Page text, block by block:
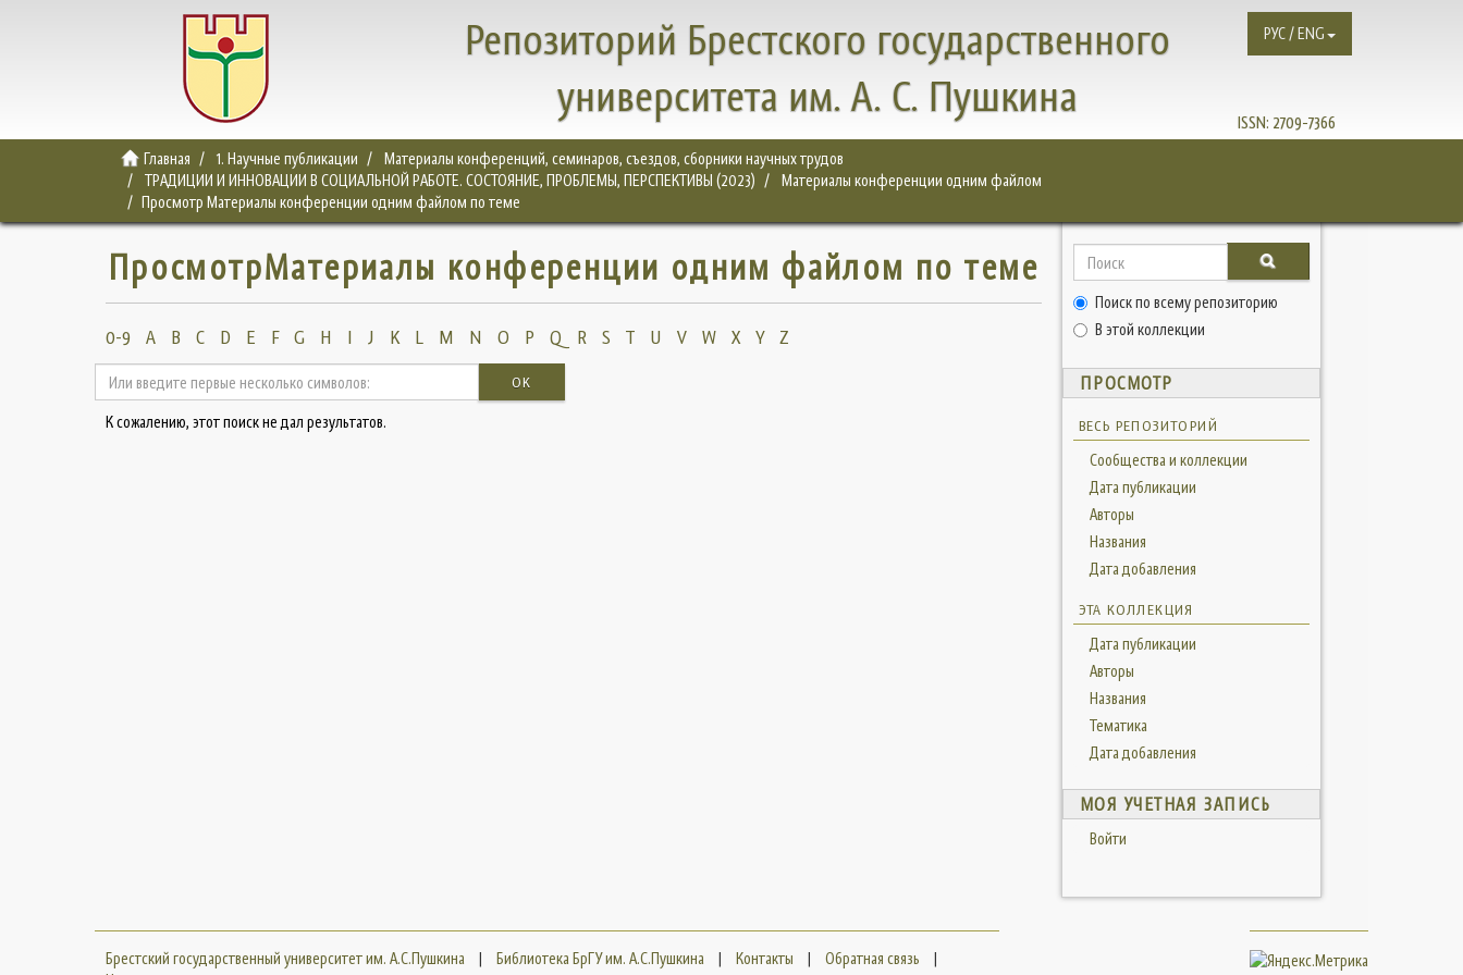
Репозиторий Брестского государственного
университета им. А. С. Пушкина
ISSN: 2709-7366
РУС / ENG
Главная 1. Научные публикации
Материалы конференций, семинаров, съездов, сборники научных трудов
ТРАДИЦИИ И ИННОВАЦИИ В СОЦИАЛЬНОЙ РАБОТЕ. СОСТОЯНИЕ, ПРОБЛЕМЫ, ПЕРСПЕКТИВЫ (2023)
Материалы конференции одним файлом
Просмотр Материалы конференции одним файлом по теме
ПросмотрМатериалы конференции одним файлом по теме
0-9 A B C D E F G H I J K L M N O P Q R S T U V W X Y Z
OK
К сожалению, этот поиск не дал результатов.
Поиск по всему репозиторию
В этой коллекции
ПРОСМОТР
ВЕСЬ РЕПОЗИТОРИЙ
Сообщества и коллекции
Дата публикации
Авторы
Названия
Дата добавления
ЭТА КОЛЛЕКЦИЯ
Дата публикации
Авторы
Названия
Тематика
Дата добавления
МОЯ УЧЕТНАЯ ЗАПИСЬ
Войти
Брестский государственный университет им. А.С.Пушкина | Библиотека БрГУ им. А.С.Пушкина | Контакты | Обратная связь
|